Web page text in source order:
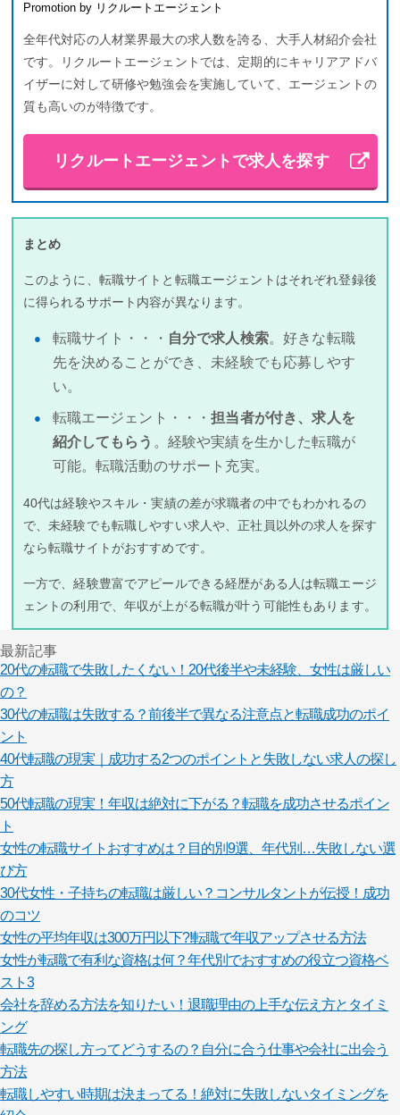
Promotion by リクルートエージェント
全年代対応の人材業界最大の求人数を誇る、大手人材紹介会社
です。リクルートエージェントでは、定期的にキャリアアドバ
イザーに対して研修や勉強会を実施していて、エージェントの
質も高いのが特徴です。
リクルートエージェントで求人を探す
まとめ
このように、転職サイトと転職エージェントはそれぞれ登録後
に得られるサポート内容が異なります。
転職サイト・・・ 自分で求人検索。好きな転職
先を決めることができ、未経験でも応募しやす
い。
転職エージェント・・・担当者が付き、求人を
紹介してもらう 。経験や実績を生かした転職が
可能。転職活動のサポート充実。
40代は経験やスキル・実績の差が求職者の中でもわかれるの
で、未経験でも転職しやすい求人や、正社員以外の求人を探す
なら転職サイトがおすすめです。
一方で、経験豊富でアピールできる経歴がある人は転職エージ
ェントの利用で、年収が上がる転職が叶う可能性もあります。
最新記事
20代の転職で失敗したくない！20代後半や未経験、女性は厳しい
の？
30代の転職は失敗する？前後半で異なる注意点と転職成功のポイ
ント
40代転職の現実｜成功する2つのポイントと失敗しない求人の探し
方
50代転職の現実！年収は絶対に下がる？転職を成功させるポイン
ト
女性の転職サイトおすすめは？目的別9選、年代別…失敗しない選
び方
30代女性・子持ちの転職は厳しい？コンサルタントが伝授！成功
のコツ
女性の平均年収は300万円以下?!転職で年収アップさせる方法
女性が転職で有利な資格は何？年代別でおすすめの役立つ資格ベ
スト3
会社を辞める方法を知りたい！退職理由の上手な伝え方とタイミ
ング
転職先の探し方ってどうするの？自分に合う仕事や会社に出会う
方法
転職しやすい時期は決まってる！絶対に失敗しないタイミングを